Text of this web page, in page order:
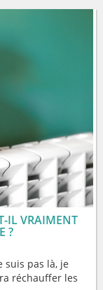
IL VRAIMENT
?
suis pas là, je
réchauffer les